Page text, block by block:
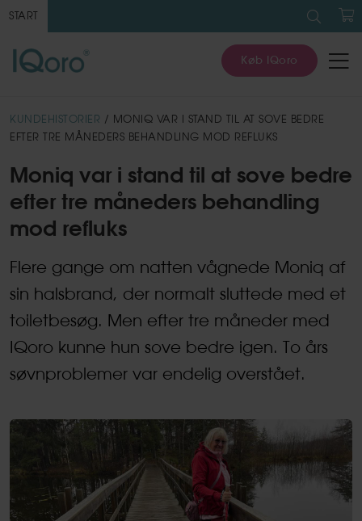
START efter:
Køb IQoro
KUNDEHISTORIER / MONIQ VAR I STAND TIL AT SOVE BEDRE
EFTER TRE MÅNEDERS BEHANDLING MOD REFLUKS
Moniq var i stand til at sove bedre
efter tre måneders behandling
mod refluks
Flere gange om natten vågnede Moniq af
sin halsbrand, der normalt sluttede med et
toiletbesøg. Men efter tre måneder med
IQoro kunne hun sove bedre igen. To års
søvnproblemer var endelig overstået.